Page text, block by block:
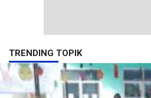
TRENDING TOPIK